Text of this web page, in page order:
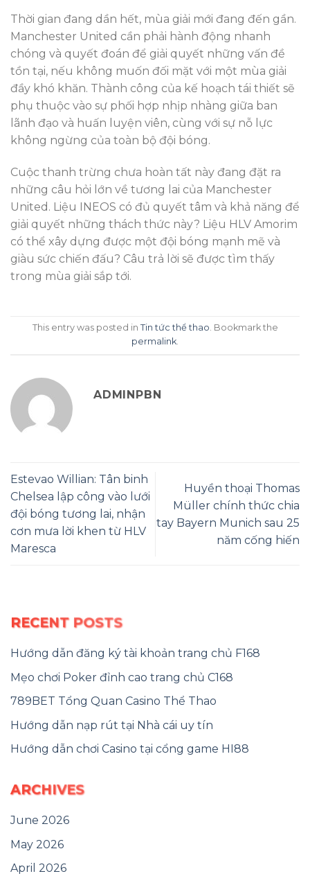
Thời gian đang dần hết, mùa giải mới đang đến gần.
Manchester United cần phải hành động nhanh
chóng và quyết đoán để giải quyết những vấn đề
tồn tại, nếu không muốn đối mặt với một mùa giải
đầy khó khăn. Thành công của kế hoạch tái thiết sẽ
phụ thuộc vào sự phối hợp nhịp nhàng giữa ban
lãnh đạo và huấn luyện viên, cùng với sự nỗ lực
không ngừng của toàn bộ đội bóng.
Cuộc thanh trừng chưa hoàn tất này đang đặt ra
những câu hỏi lớn về tương lai của Manchester
United. Liệu INEOS có đủ quyết tâm và khả năng để
giải quyết những thách thức này? Liệu HLV Amorim
có thể xây dựng được một đội bóng mạnh mẽ và
giàu sức chiến đấu? Câu trả lời sẽ được tìm thấy
trong mùa giải sắp tới.
This entry was posted in Tin tức thể thao. Bookmark the
permalink.
ADMINPBN
Estevao Willian: Tân binh
Chelsea lập công vào lưới
đội bóng tương lai, nhận
cơn mưa lời khen từ HLV
Maresca
Huyền thoại Thomas
Müller chính thức chia
tay Bayern Munich sau 25
năm cống hiến
RECENT POSTS
Hướng dẫn đăng ký tài khoản trang chủ F168
Mẹo chơi Poker đỉnh cao trang chủ C168
789BET Tổng Quan Casino Thể Thao
Hướng dẫn nạp rút tại Nhà cái uy tín
Hướng dẫn chơi Casino tại cổng game HI88
ARCHIVES
June 2026
May 2026
April 2026